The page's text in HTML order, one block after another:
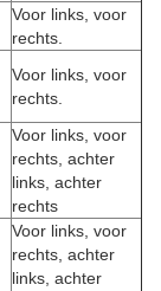
Voor links, voor
rechts.
Voor links, voor
rechts.
Voor links, voor
rechts, achter
links, achter
rechts
Voor links, voor
rechts, achter
links, achter